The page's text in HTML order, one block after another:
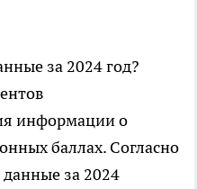
за 2024 год?
информации о
баллах. Согласно
за 2024